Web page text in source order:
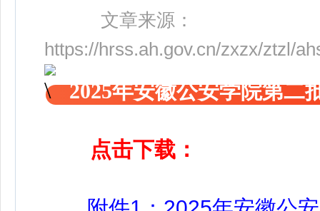
文章来源：
https://hrss.ah.gov.cn/zxzx/ztzl/
2025年安徽公安学院第二
点击下载：